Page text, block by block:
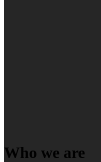
Who we are